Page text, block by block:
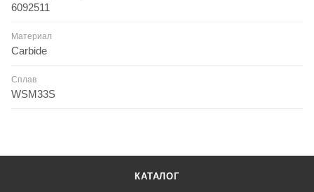
6092511
Материал
Carbide
Сплав
WSM33S
КАТАЛОГ